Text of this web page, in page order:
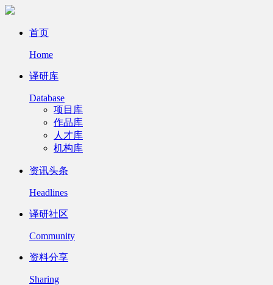
首页
Home
译研库
Database
项目库
作品库
人才库
机构库
资讯头条
Headlines
译研社区
Community
资料分享
Sharing